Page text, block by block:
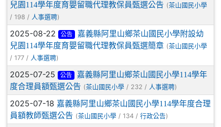
兒園114學年度育嬰留職代理教保員甄選公告 (茶山國民小學
/ 198 / 人事選聘)
2025-08-22 公告
嘉義縣阿里山鄉茶山國民小學附設幼
兒園114學年度育嬰留職代理教保員甄選簡章 (茶山國民小學
/ 177 / 人事選聘)
2025-07-25 公告
嘉義縣阿里山鄉茶山國民小學114學年
度合理員額甄選公告 (茶山國民小學 / 232 / 人事選聘)
2025-07-18 嘉義縣阿里山鄉茶山國民小學114學年度合理
員額教師甄選公告 (茶山國民小學 / 134 / 行政公告)